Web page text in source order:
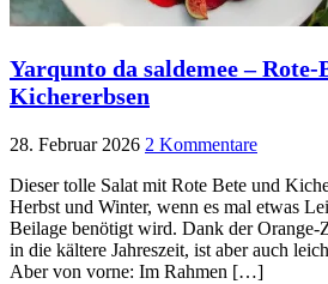
Yarqunto da saldemee –
Kichererbsen
28. Februar 2026 2 Kommentare
Dieser tolle Salat mit Rote Bete und
Herbst und Winter, wenn es mal etwas
Beilage benötigt wird. Dank der Orange-
in die kältere Jahreszeit, ist aber auch
Aber von vorne: Im Rahmen […]